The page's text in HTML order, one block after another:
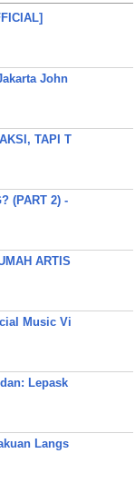
John
TAPI T
(PART 2) -
ARTIS
Music Vi
Lepask
Langs